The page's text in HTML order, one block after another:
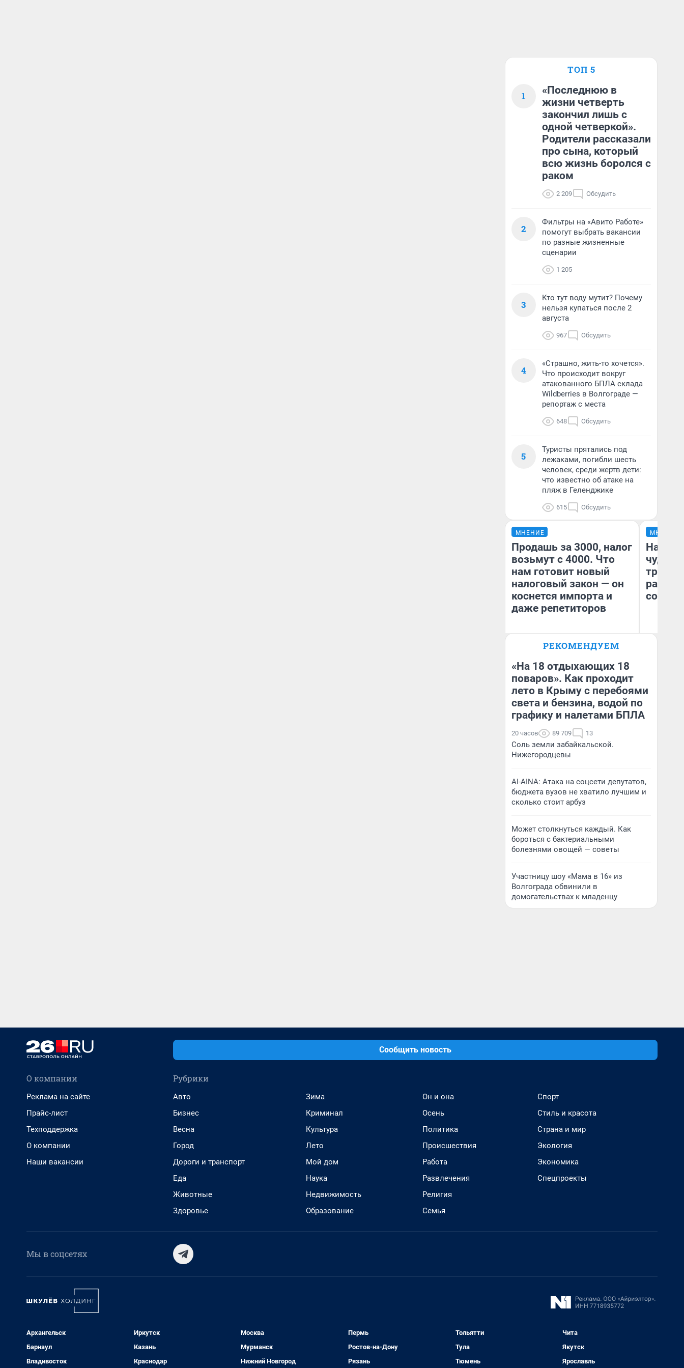
ТОП 5
1
«Последнюю в
жизни четверть
закончил лишь с
одной четверкой».
Родители рассказали
про сына, который
всю жизнь боролся с
раком
2 209 Обсудить
2
Фильтры на «Авито Работе»
помогут выбрать вакансии
по разные жизненные
сценарии
1 205
3
Кто тут воду мутит? Почему
нельзя купаться после 2
августа
967 Обсудить
4
«Страшно, жить-то хочется».
Что происходит вокруг
атакованного БПЛА склада
Wildberries в Волгограде —
репортаж с места
648 Обсудить
5
Туристы прятались под
лежаками, погибли шесть
человек, среди жертв дети:
что известно об атаке на
пляж в Геленджике
615 Обсудить
МНЕНИЕ
Продашь за 3000, налог
возьмут с 4000. Что
нам готовит новый
налоговый закон — он
коснется импорта и
даже репетиторов
Анастасия Завгородняя
МНЕНИЕ
чудом
РЕКОМЕНДУЕМ
«На 18 отдыхающих 18
поваров». Как проходит
лето в Крыму с перебоями
света и бензина, водой по
графику и налетами БПЛА
20 часов 89 709 13
Соль земли забайкальской.
Нижегородцевы
AI-AINA: Атака на соцсети депутатов,
бюджета вузов не хватило лучшим и
сколько стоит арбуз
Может столкнуться каждый. Как
бороться с бактериальными
болезнями овощей — советы
Участницу шоу «Мама в 16» из
Волгограда обвинили в
домогательствах к младенцу
Сообщить новость
О компании
Реклама на сайте
Прайс-лист
Техподдержка
О компании
Наши вакансии
Рубрики
Авто
Бизнес
Весна
Город
Дороги и транспорт
Еда
Животные
Здоровье
Зима
Криминал
Культура
Лето
Мой дом
Наука
Недвижимость
Образование
Он и она
Осень
Политика
Происшествия
Работа
Развлечения
Религия
Семья
Спорт
Стиль и красота
Страна и мир
Экология
Экономика
Спецпроекты
Мы в соцсетях
Архангельск
Барнаул
Владивосток
Иркутск
Казань
Краснодар
Москва
Мурманск
Нижний Новгород
Пермь
Ростов-на-Дону
Рязань
Тольятти
Тула
Тюмень
Чита
Якутск
Ярославль